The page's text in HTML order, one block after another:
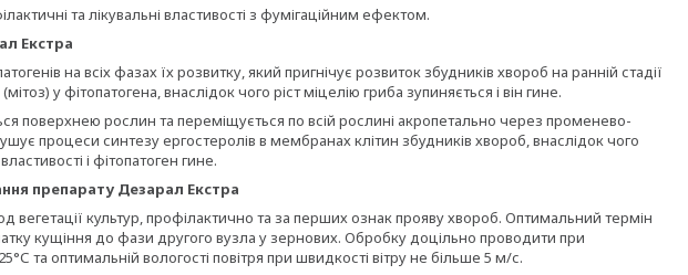
та лікувальні властивості з фумігаційним ефектом.
Екстра
на всіх фазах їх розвитку, який пригнічує розвиток збудників хвороб на ранній стадії
у фітопатогена, внаслідок чого ріст міцелію гриба зупиняється і він гине.
поверхнею рослин та переміщується по всій рослині акропетально через променево-
процеси синтезу ергостеролів в мембранах клітин збудників хвороб, внаслідок чого
і фітопатоген гине.
препарату Дезарал Екстра
вегетації культур, профілактично та за перших ознак прояву хвороб. Оптимальний термін
кущіння до фази другого вузла у зернових. Обробку доцільно проводити при
та оптимальній вологості повітря при швидкості вітру не більше 5 м/с.